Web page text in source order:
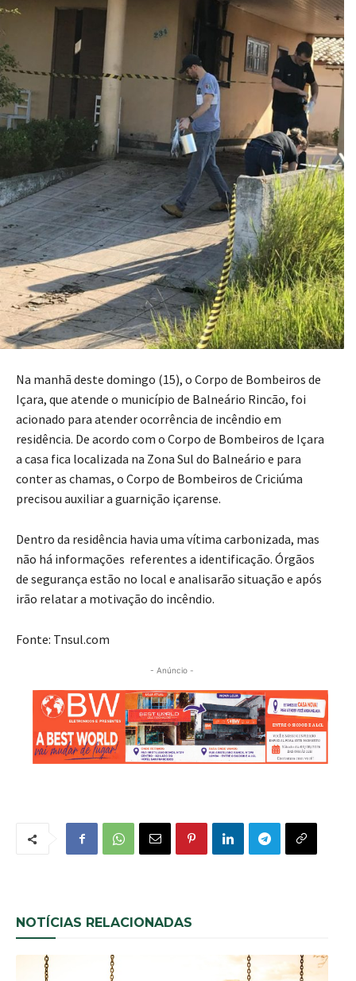
Na manhã deste domingo (15), o Corpo de Bombeiros de
Içara, que atende o município de Balneário Rincão, foi
acionado para atender ocorrência de incêndio em
residência. De acordo com o Corpo de Bombeiros de Içara
a casa fica localizada na Zona Sul do Balneário e para
conter as chamas, o Corpo de Bombeiros de Criciúma
precisou auxiliar a guarnição içarense.
Dentro da residência havia uma vítima carbonizada, mas
não há informações referentes a identificação. Órgãos
de segurança estão no local e analisarão situação e após
irão relatar a motivação do incêndio.
Fonte: Tnsul.com
- Anúncio -
NOTÍCIAS RELACIONADAS